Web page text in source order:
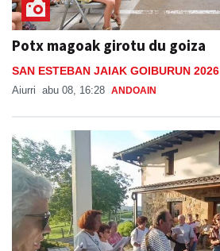
Potx magoak girotu du goiza
SAN ESTEBAN JAIAK GOIBURUN 2026
Aiurri abu 08, 16:28 ANDOAIN